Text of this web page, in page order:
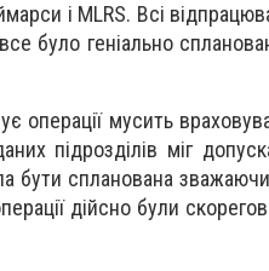
і MLRS. Всі
було геніально
мусить
підрозділів міг
бути спланована
дійсно були